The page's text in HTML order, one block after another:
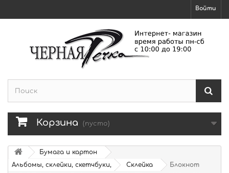
Войти
Корзина (пусто)
Бумага и картон
Альбомы, склейки, скетчбуки,
Склейка
Блокнот